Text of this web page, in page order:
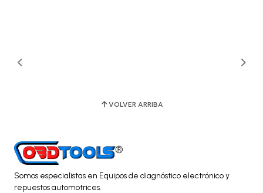
VOLVER ARRIBA
Somos especialistas en Equipos de diagnóstico electrónico y
repuestos automotrices.